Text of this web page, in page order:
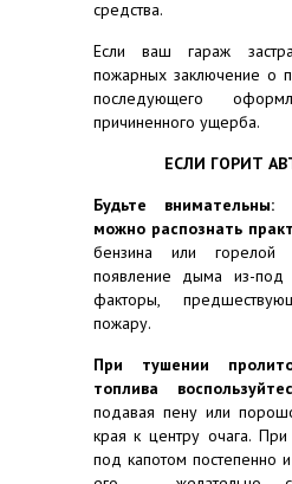
средства.
Если ваш гараж
пожарных заключение о
последующего
причиненного ущерба.
ЕСЛИ ГОРИТ
Будьте
можно распознать
бензина или
появление дыма из-
факторы,
пожару.
При тушении
топлива
подавая пену или
края к центру очага.
под капотом постепенно